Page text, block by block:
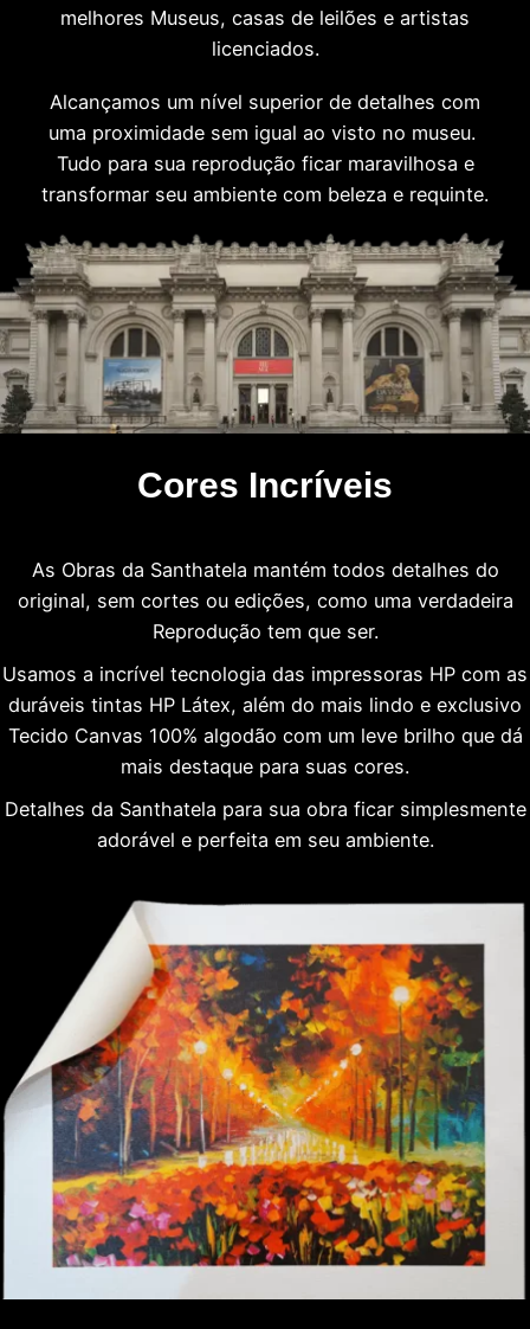
melhores Museus, casas de leilões e artistas
licenciados.
Alcançamos um nível superior de detalhes com
uma proximidade sem igual ao visto no museu.
Tudo para sua reprodução ficar maravilhosa e
transformar seu ambiente com beleza e requinte.
Cores Incríveis
As Obras da Santhatela mantém todos detalhes do
original, sem cortes ou edições, como uma verdadeira
Reprodução tem que ser.
Usamos a incrível tecnologia das impressoras HP com as
duráveis tintas HP Látex, além do mais lindo e exclusivo
Tecido Canvas 100% algodão com um leve brilho que dá
mais destaque para suas cores.
Detalhes da Santhatela para sua obra ficar simplesmente
adorável e perfeita em seu ambiente.